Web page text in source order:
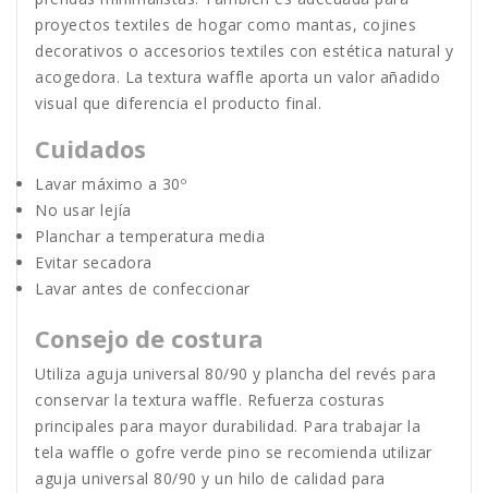
proyectos textiles de hogar como mantas, cojines
decorativos o accesorios textiles con estética natural y
acogedora. La textura waffle aporta un valor añadido
visual que diferencia el producto final.
Cuidados
Lavar máximo a 30º
No usar lejía
Planchar a temperatura media
Evitar secadora
Lavar antes de confeccionar
Consejo de costura
Utiliza aguja universal 80/90 y plancha del revés para
conservar la textura waffle. Refuerza costuras
principales para mayor durabilidad. Para trabajar la
tela waffle o gofre verde pino se recomienda utilizar
aguja universal 80/90 y un hilo de calidad para